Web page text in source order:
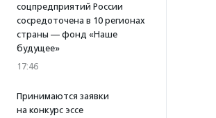
соцпредприятий России
сосредоточена в 10 регионах
страны — фонд «Наше
будущее»
17:46
Принимаются заявки
на конкурс эссе